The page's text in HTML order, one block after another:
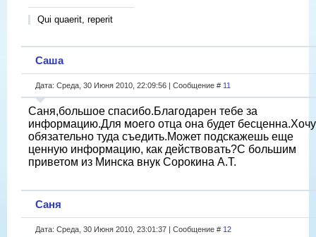
Qui quaerit, reperit
Саша
Дата: Среда, 30 Июня 2010, 22:09:56 | Сообщение # 11
Саня,большое спасибо.Благодарен тебе за
информацию.Для моего отца она будет бесценна.Хочу
обязательно туда съедить.Может подскажешь еще
ценную информацию, как действовать?С большим
приветом из Минска внук Сорокина А.Т.
Саня
Дата: Среда, 30 Июня 2010, 23:01:37 | Сообщение # 12